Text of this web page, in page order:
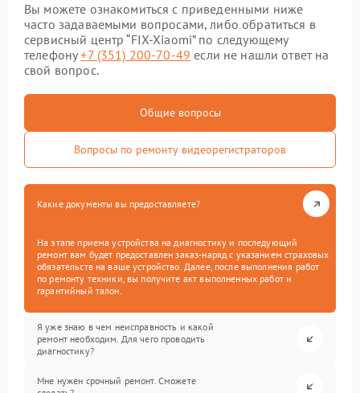
Вы можете ознакомиться с приведенными ниже
часто задаваемыми вопросами, либо обратиться в
сервисный центр “FIX-Xiaomi” по следующему
телефону+7 (351) 200-70-49 если не нашли ответ на
свой вопрос.
Общие вопросы
Вопросы по ремонту видеорегистраторов
Какие документы вы предоставляете?
На этапе приема устройства на диагностику и последующий
ремонт вам будет предоставлен заказ-наряд с указанием страховых
обязательств на ваше устройство. Далее, после выполнения работ
по ремонту техники, вы получите акт выполненных работ и
гарантийный талон.
Я уже знаю в чем неисправность и какой
ремонт необходим. Для чего проводить
диагностику?
Мне нужен срочный ремонт. Сможете